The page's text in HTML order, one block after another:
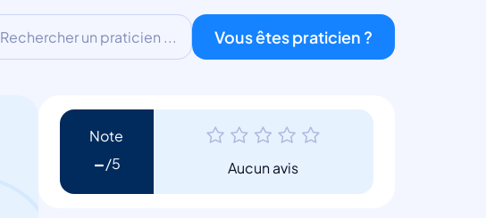
Rechercher un praticien ... Vous êtes praticien ?
Note
- Aucun avis